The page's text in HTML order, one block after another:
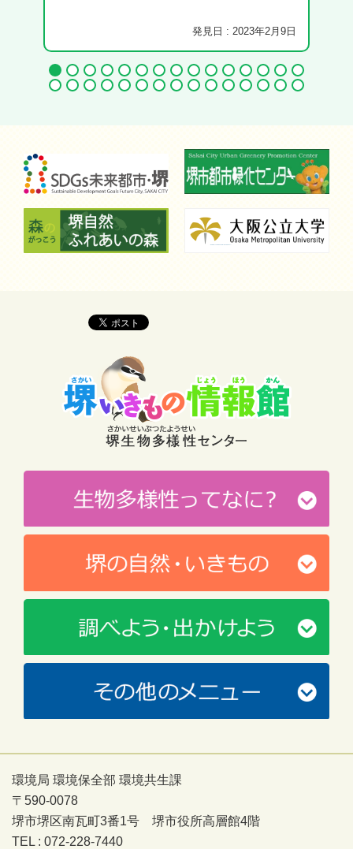
発見日 : 2023年2月9日
環境局 環境保全部 環境共生課
〒590-0078
堺市堺区南瓦町3番1号 堺市役所高層館4階
TEL : 072-228-7440